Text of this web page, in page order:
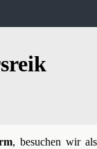
, besuchen wir als